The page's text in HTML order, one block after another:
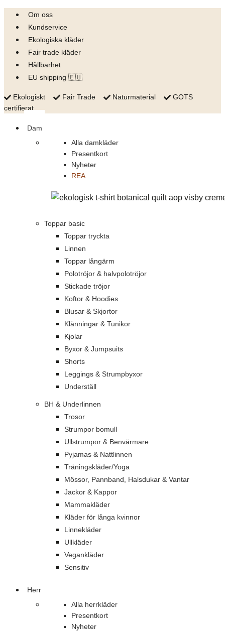
Skip
content
Om oss
Kundservice
Ekologiska kläder
Fair trade kläder
Hållbarhet
EU shipping 🇪🇺
Ekologiskt Fair Trade Naturmaterial
GOTS
certifierat
Dam
Alla damkläder
Presentkort
Nyheter
REA
Toppar basic
Toppar tryckta
Linnen
Toppar långärm
Polotröjor & halvpolotröjor
Stickade tröjor
Koftor & Hoodies
Blusar & Skjortor
Klänningar & Tunikor
Kjolar
Byxor & Jumpsuits
Shorts
Leggings & Strumpbyxor
Underställ
BH & Underlinnen
Trosor
Strumpor bomull
Ullstrumpor & Benvärmare
Pyjamas & Nattlinnen
Träningskläder/Yoga
Mössor, Pannband, Halsdukar & Vantar
Jackor & Kappor
Mammakläder
Kläder för långa kvinnor
Linnekläder
Ullkläder
Vegankläder
Sensitiv
Herr
Alla herrkläder
Presentkort
Nyheter